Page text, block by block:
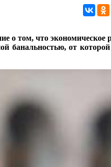
том, что экономическое
банальностью, от